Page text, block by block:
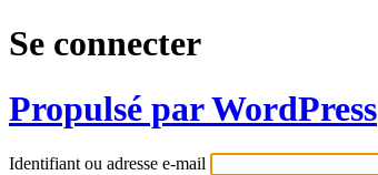
Se connecter
Propulsé par WordPress
Identifiant ou adresse e-mail